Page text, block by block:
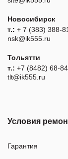
Новосибирск
т.: + 7 (383) 388-
nsk@ik555.ru
Тольятти
т.: +7 (8482) 68-
tlt@ik555.ru
Условия
Гарантия